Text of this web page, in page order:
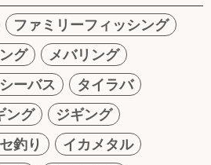
ファミリーフィッシング
グ
メバリング
ーバス
タイラバ
ング
ジギング
釣り
イカメタル